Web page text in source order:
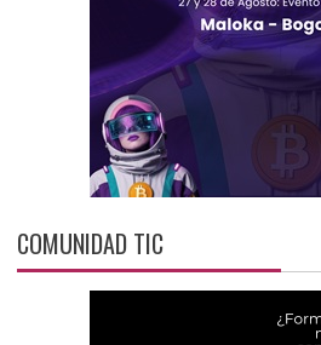
COMUNIDAD TIC